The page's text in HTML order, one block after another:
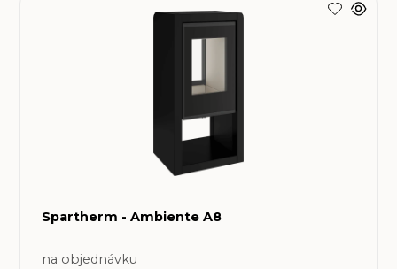
Spartherm - Ambiente A8
na objednávku